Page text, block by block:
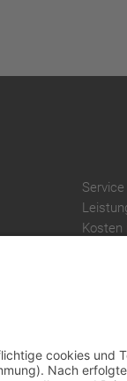
Service
Kosten